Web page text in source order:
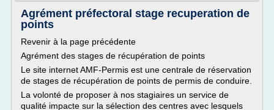
Agrément préfectoral stage recuperation de
points
Revenir à la page précédente
Agrément des stages de récupération de points
Le site internet AMF-Permis est une centrale de réservation
de stages de récupération de points de permis de conduire.
La volonté de proposer à nos stagiaires un service de
qualité impacte sur la sélection des centres avec lesquels